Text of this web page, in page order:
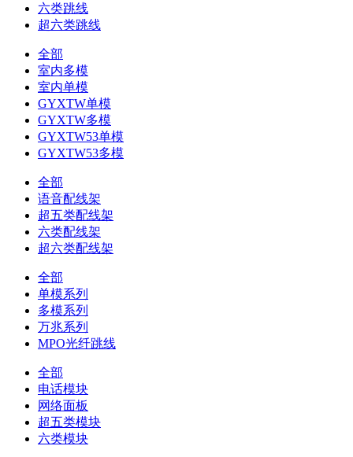
六类跳线
超六类跳线
全部
室内多模
室内单模
GYXTW单模
GYXTW多模
GYXTW53单模
GYXTW53多模
全部
语音配线架
超五类配线架
六类配线架
超六类配线架
全部
单模系列
多模系列
万兆系列
MPO光纤跳线
全部
电话模块
网络面板
超五类模块
六类模块